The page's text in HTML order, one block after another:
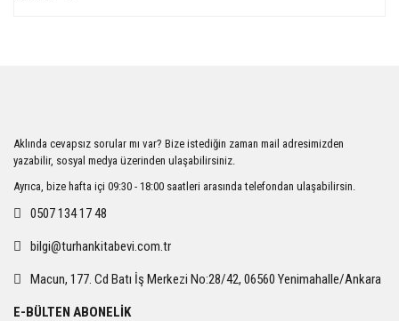
Ürün açıklamasında eksik bilgiler bulunuyor.
Ürün bilgilerinde hatalar bulunuyor.
Ürün fiyatı diğer sitelerden daha pahalı.
Aklında cevapsız sorular mı var? Bize istediğin zaman mail adresimizden
yazabilir, sosyal medya üzerinden ulaşabilirsiniz.
Ayrıca, bize hafta içi 09:30 - 18:00 saatleri arasında telefondan ulaşabilirsin.
0507 134 17 48
bilgi@turhankitabevi.com.tr
Macun, 177. Cd Batı İş Merkezi No:28/42, 06560 Yenimahalle/Ankara
E-BÜLTEN ABONELİK